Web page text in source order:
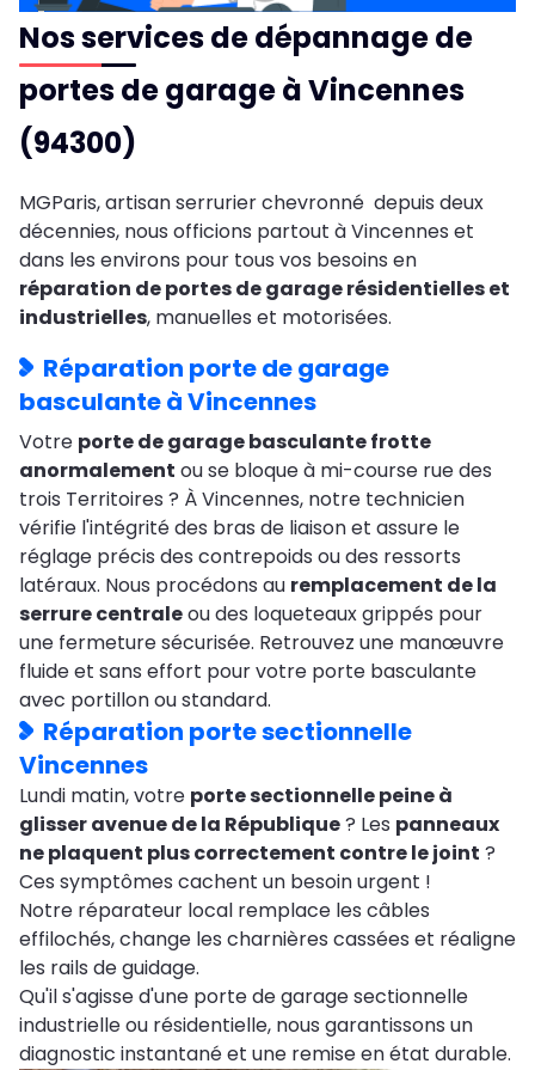
Nos services de dépannage de
portes de garage à Vincennes
(94300)
MGParis, artisan serrurier chevronné depuis deux
décennies, nous officions partout à Vincennes et
dans les environs pour tous vos besoins en
réparation de portes de garage résidentielles et
industrielles, manuelles et motorisées.
Réparation porte de garage
basculante à Vincennes
Votre porte de garage basculante frotte
anormalement ou se bloque à mi-course rue des
trois Territoires ? À Vincennes, notre technicien
vérifie l'intégrité des bras de liaison et assure le
réglage précis des contrepoids ou des ressorts
latéraux. Nous procédons au remplacement de la
serrure centraleou des loqueteaux grippés pour
une fermeture sécurisée. Retrouvez une manœuvre
fluide et sans effort pour votre porte basculante
avec portillon ou standard.
Réparation porte sectionnelle
Vincennes
Lundi matin, votre porte sectionnelle peine à
glisser avenue de la République? Les panneaux
ne plaquent plus correctement contre le joint ?
Ces symptômes cachent un besoin urgent !
Notre réparateur local remplace les câbles
effilochés, change les charnières cassées et réaligne
les rails de guidage.
Qu'il s'agisse d'une porte de garage sectionnelle
industrielle ou résidentielle, nous garantissons un
diagnostic instantané et une remise en état durable.